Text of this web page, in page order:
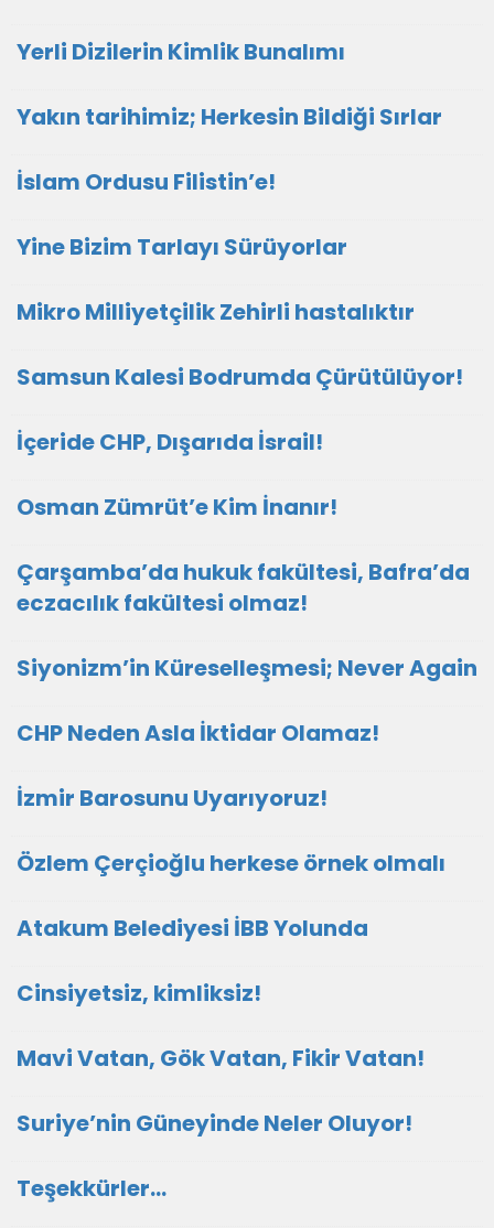
Yerli Dizilerin Kimlik Bunalımı
Yakın tarihimiz; Herkesin Bildiği Sırlar
İslam Ordusu Filistin’e!
Yine Bizim Tarlayı Sürüyorlar
Mikro Milliyetçilik Zehirli hastalıktır
Samsun Kalesi Bodrumda Çürütülüyor!
İçeride CHP, Dışarıda İsrail!
Osman Zümrüt’e Kim İnanır!
Çarşamba’da hukuk fakültesi, Bafra’da
eczacılık fakültesi olmaz!
Siyonizm’in Küreselleşmesi; Never Again
CHP Neden Asla İktidar Olamaz!
İzmir Barosunu Uyarıyoruz!
Özlem Çerçioğlu herkese örnek olmalı
Atakum Belediyesi İBB Yolunda
Cinsiyetsiz, kimliksiz!
Mavi Vatan, Gök Vatan, Fikir Vatan!
Suriye’nin Güneyinde Neler Oluyor!
Teşekkürler…